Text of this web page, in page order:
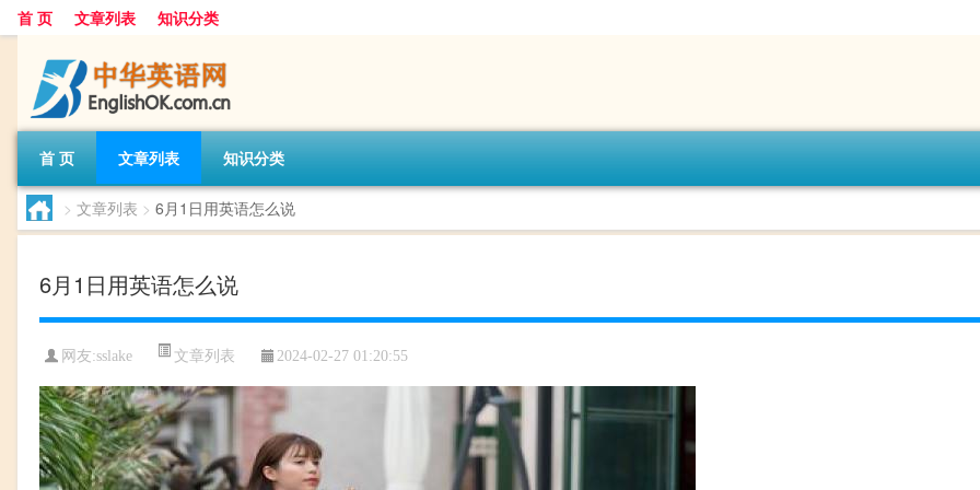
首 页 文章列表 知识分类
首 页 文章列表 知识分类
> 文章列表 > 6月1日用英语怎么说
6月1日用英语怎么说
网友:sslake 文章列表 2024-02-27 01:20:55